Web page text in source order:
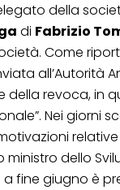
della
di Fabrizio
Come
all’Autorità
della revoca, in
Nei giorni
dello
fine giugno è